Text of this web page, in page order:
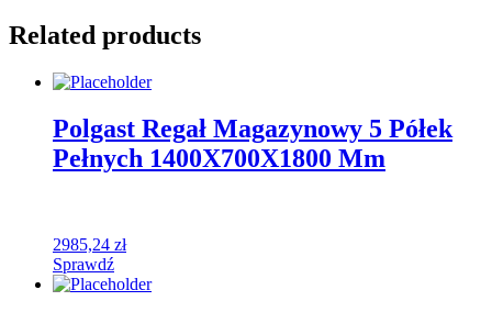
Related products
Polgast Regał Magazynowy 5 Półek
Pełnych 1400X700X1800 Mm
2985,24 zł
Sprawdź